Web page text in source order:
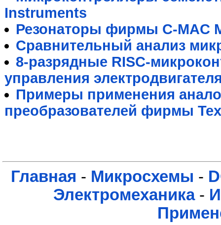
Instruments
Резонаторы фирмы C-MAC
Сравнительный анализ
8-разрядные RISC-
управления
Примеры применения
преобразователей фирмы
Главная - Микросхемы -
Электромеханика-